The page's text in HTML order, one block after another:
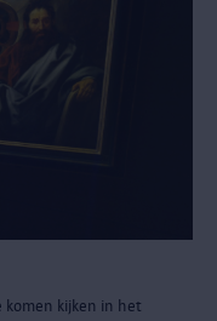
komen kijken in het